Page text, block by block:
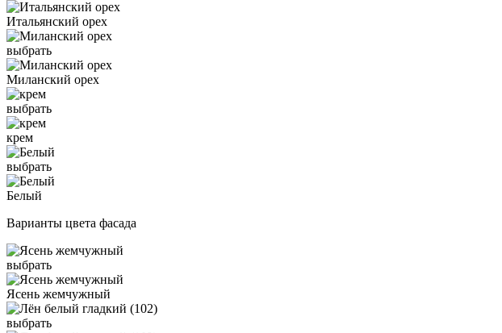
Итальянский орех
выбрать
Миланский орех
выбрать
крем
выбрать
Белый
Варианты цвета фасада
выбрать
Ясень жемчужный
выбрать